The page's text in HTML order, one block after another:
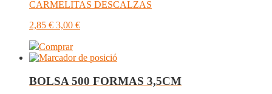
CARMELITAS DESCALZAS
2,85 € 3,00 €
Comprar
BOLSA 500 FORMAS 3,5CM